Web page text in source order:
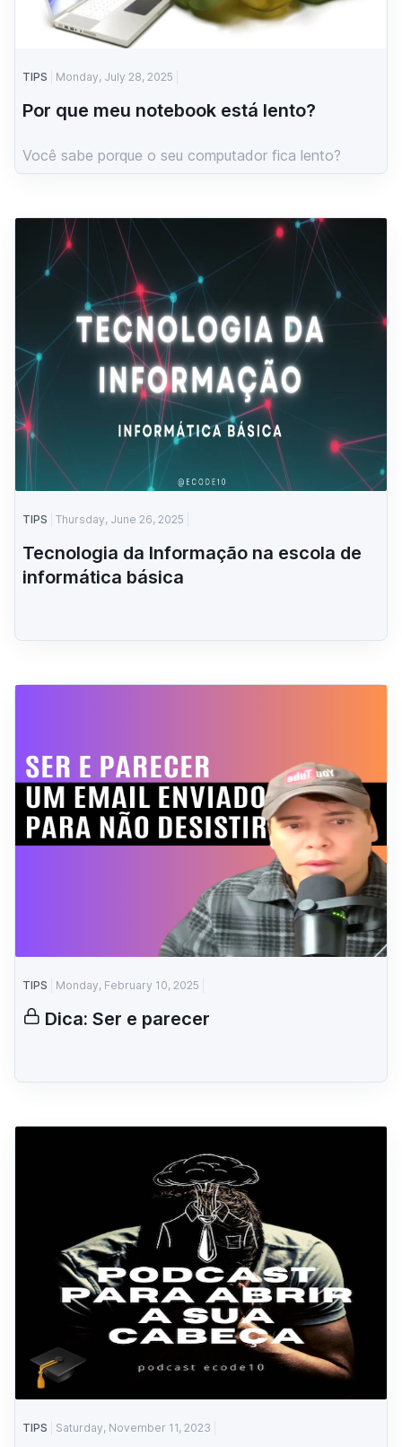
TIPS Monday, July 28, 2025
Por que meu notebook está lento?
Você sabe porque o seu computador fica lento?
TIPS Thursday, June 26, 2025
Tecnologia da Informação na escola de
informática básica
TIPS Monday, February 10, 2025
Dica: Ser e parecer
TIPS Saturday, November 11, 2023